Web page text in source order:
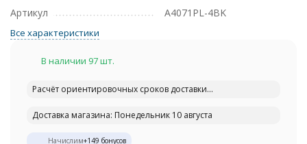
Артикул
A4071PL-4BK
Все характеристики
В наличии 97 шт.
Расчёт ориентировочных сроков доставки...
Доставка магазина: Понедельник 10 августа
Начислим+149 бонусов